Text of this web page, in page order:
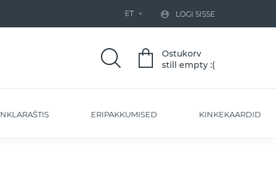
ET   LOGI SISSE
Ostukorv
still empty :(
ERIPAKKUMISED KINKEKAARDID